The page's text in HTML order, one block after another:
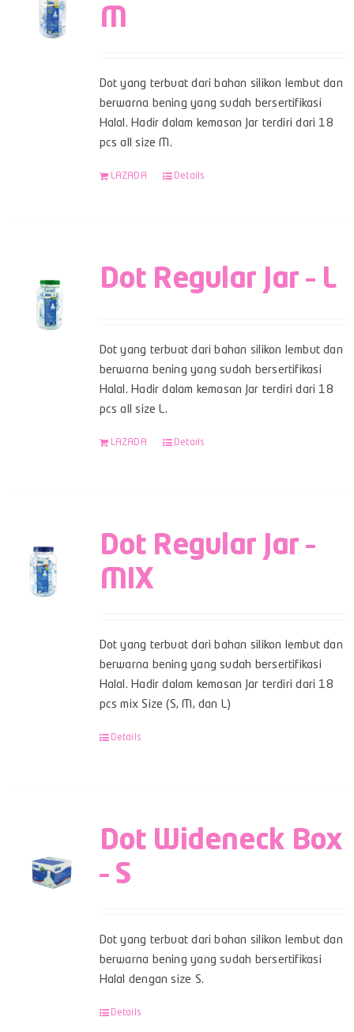
M
Dot yang terbuat dari bahan silikon lembut dan
berwarna bening yang sudah bersertifikasi
Halal. Hadir dalam kemasan Jar terdiri dari 18
pcs all size M.
LAZADA Details
Dot Regular Jar – L
Dot yang terbuat dari bahan silikon lembut dan
berwarna bening yang sudah bersertifikasi
Halal. Hadir dalam kemasan Jar terdiri dari 18
pcs all size L.
LAZADA Details
Dot Regular Jar –
MIX
Dot yang terbuat dari bahan silikon lembut dan
berwarna bening yang sudah bersertifikasi
Halal. Hadir dalam kemasan Jar terdiri dari 18
pcs mix Size (S, M, dan L)
Details
Dot Wideneck Box
– S
Dot yang terbuat dari bahan silikon lembut dan
berwarna bening yang sudah bersertifikasi
Halal dengan size S.
Details